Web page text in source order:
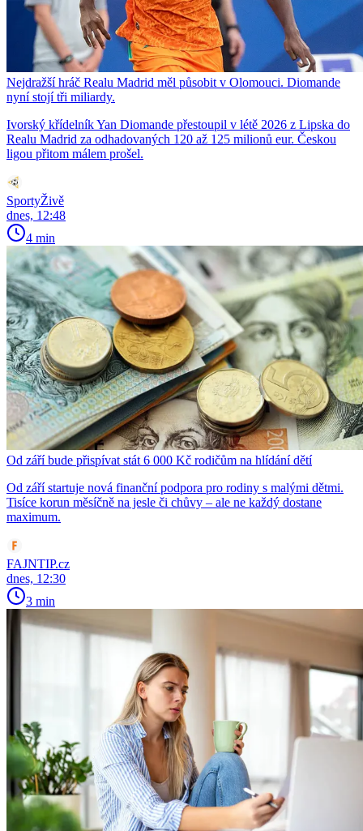
Nejdražší hráč Realu Madrid měl působit v Olomouci. Diomande
nyní stojí tři miliardy.
Ivorský křídelník Yan Diomande přestoupil v létě 2026 z Lipska do
Realu Madrid za odhadovaných 120 až 125 milionů eur. Českou
ligou přitom málem prošel.
SportyŽivě
dnes, 12:48
4 min
Od září bude přispívat stát 6 000 Kč rodičům na hlídání dětí
Od září startuje nová finanční podpora pro rodiny s malými dětmi.
Tisíce korun měsíčně na jesle či chůvy – ale ne každý dostane
maximum.
FAJNTIP.cz
dnes, 12:30
3 min